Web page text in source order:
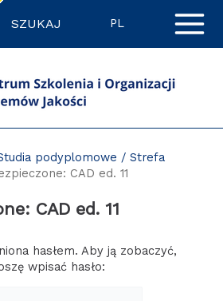
SZUKAJ PL
podyplomowe / Strefa
CAD ed. 11
CAD ed. 11
hasłem. Aby ją zobaczyć,
wpisać hasło: